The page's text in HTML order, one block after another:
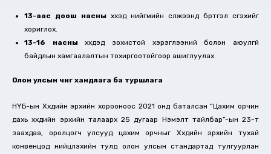
13-аас доош насны хүүхэд нийгмийн сүлжээнд бүртгэл үүсгэхийг
хориглох.
13-16 насны хүүхдэд зохистой хэрэглээний болон аюулгүй
байдлын хамгаалалтын тохиргоотойгоор ашиглуулах.
Олон улсын чиг хандлага ба туршлага
НҮБ-ын Хүүхдийн эрхийн хорооноос 2021 онд баталсан “Цахим орчин
дахь хүүхдийн эрхийн талаарх 25 дугаар Нэмэлт тайлбар”-ын 23-т
заахдаа, оролцогч улсууд цахим орчныг Хүүхдийн эрхийн тухай
конвенцод нийцүүлэхийн тулд олон улсын стандартад тулгуурлан